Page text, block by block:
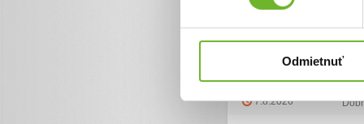
Odmietnuť
Zoznam darov
7.8.2026